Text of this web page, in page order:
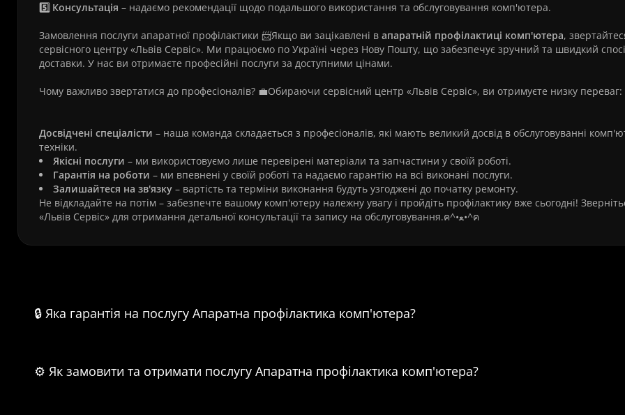
5️⃣ Консультація – надаємо рекомендації щодо подальшого використання та обслуговування комп'ютера.
Замовлення послуги апаратної профілактики 📨Якщо ви зацікавлені в апаратній профілактиці комп'ютера,
сервісного центру «Львів Сервіс». Ми працюємо по Україні через Нову Пошту, що забезпечує зручний та швидкий
доставки. У нас ви отримаєте професійні послуги за доступними цінами.
Чому важливо звертатися до професіоналів? 💼Обираючи сервісний центр «Львів Сервіс», ви отримуєте низку переваг:
Досвідчені спеціалісти – наша команда складається з професіоналів, які мають великий досвід в обслуговуванні
техніки.
Якісні послуги – ми використовуємо лише перевірені матеріали та запчастини у своїй роботі.
Гарантія на роботи – ми впевнені у своїй роботі та надаємо гарантію на всі виконані послуги.
Залишайтеся на зв'язку – вартість та терміни виконання будуть узгоджені до початку ремонту.
Не відкладайте на потім️ – забезпечте вашому комп'ютеру належну увагу і пройдіть профілактику вже сьогодні!
«Львів Сервіс» для отримання детальної консультації та запису на обслуговування.ฅ^•ﻌ•^ฅ
🔒 Яка гарантія на послугу Апаратна профілактика комп'ютера?
⚙️ Як замовити та отримати послугу Апаратна профілактика комп'ютера?